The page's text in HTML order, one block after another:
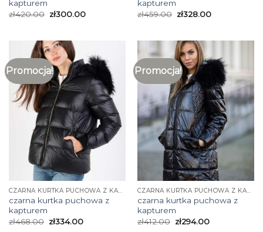
kapturem
zł420.00 zł300.00
kapturem
zł459.00 zł328.00
Promocja!
CZARNA KURTKA PUCHOWA Z KAPTUREM
czarna kurtka puchowa z
kapturem
zł468.00 zł334.00
Promocja!
CZARNA KURTKA PUCHOWA Z KAPTUREM
czarna kurtka puchowa z
kapturem
zł412.00 zł294.00